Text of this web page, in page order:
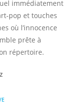
immédiatement
pop et touches
où l’innocence
prête à
répertoire.